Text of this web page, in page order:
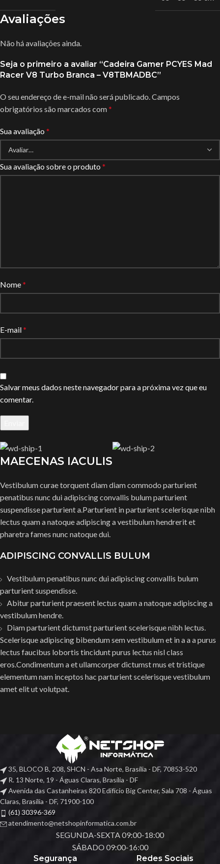
Avaliações
Não há avaliações ainda.
Seja o primeiro a avaliar “Cadeira Gamer PCYES Mad
Racer V8 Turbo Branca – V8TBMADBC”
O seu endereço de e-mail não será publicado.Campos
obrigatórios são marcados com*
Sua avaliação *
Sua avaliação sobre o produto *
Nome*
E-mail*
Salvar meus dados neste navegador para a próxima vez que eu
comentar.
MAECENAS IACULIS
Vestibulum curae torquent diam diam commodo parturient
penatibus nunc dui adipiscing convallis bulum parturient
suspendisse parturient a.Parturient in parturient scelerisque nibh
lectus quam a natoque adipiscing a vestibulum hendrerit et
pharetra fames nunc natoque dui.
ADIPISCING CONVALLIS BULUM
Vestibulum penatibus nunc dui adipiscing convallis bulum
parturient suspendisse.
Abitur parturient praesent lectus quam a natoque adipiscing a
vestibulum hendre.
Diam parturient dictumst parturient scelerisque nibh lectus.
Scelerisque adipiscing bibendum sem vestibulum et in a a a purus
lectus faucibus lobortis tincidunt purus lectus nisl class
eros.Condimentum a et ullamcorper dictumst mus et tristique
elementum nam inceptos hac parturient scelerisque vestibulum
amet elit ut volutpat.
35, BLOCO B, 208, SHCN - Asa Norte, Brasília - DF, 70853-520
R. 13 Norte, 19 - Águas Claras, Brasília - DF
Avenida das Castanheiras 820 Edifício Big Center, Sala 708 - Águas
Claras, Brasília - DF, 71900-100
(61) 30396-369
atendimento@netshopinformatica.com.br
SEGUNDA-SEXTA 09:00-18:00
SÁBADO 09:00-16:00
Segurança
Redes Sociais